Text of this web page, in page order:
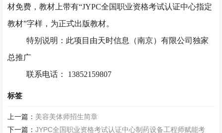
材免费，教材上带有“JYPC全国职业资格考试认证中心指定
教材”字样，为正式出版教材。
特别说明：此项目由天时信息（南京）有限公司独家
总推广
联系电话： 13852159807
标签
上一篇： 美容美体师招生简章
下一篇：JYPC全国职业资格考试认证中心制药设备工程师赋能考